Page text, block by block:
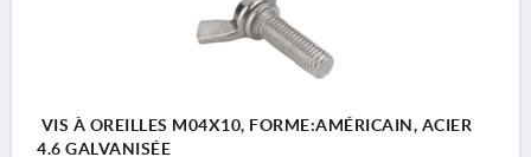
VIS À OREILLES M04X10, FORME:AMÉRICAIN, ACIER
4.6 GALVANISÉE